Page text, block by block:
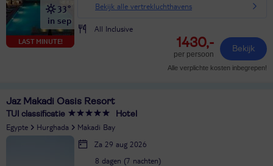
LAST MINUTE!
33°
in sep
Bekijk alle vertrekluchthavens
All Inclusive
1430,-
per persoon
Bekijk
Alle verplichte kosten inbegrepen!
Jaz Makadi Oasis Resort
TUI classificatie Hotel
Egypte Hurghada Makadi Bay
Za 29 aug 2026
8 dagen (7 nachten)